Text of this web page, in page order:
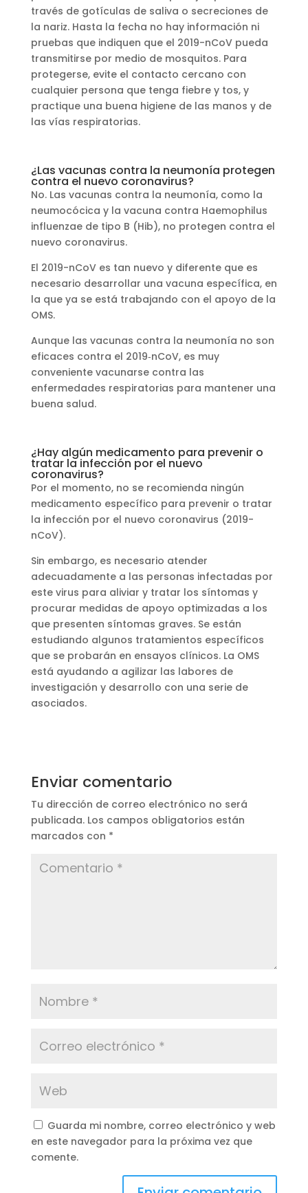
través de gotículas de saliva o secreciones de
la nariz. Hasta la fecha no hay información ni
pruebas que indiquen que el 2019-nCoV pueda
transmitirse por medio de mosquitos. Para
protegerse, evite el contacto cercano con
cualquier persona que tenga fiebre y tos, y
practique una buena higiene de las manos y de
las vías respiratorias.
¿Las vacunas contra la neumonía protegen
contra el nuevo coronavirus?
No. Las vacunas contra la neumonía, como la
neumocócica y la vacuna contra Haemophilus
influenzae de tipo B (Hib), no protegen contra el
nuevo coronavirus.
El 2019-nCoV es tan nuevo y diferente que es
necesario desarrollar una vacuna específica, en
la que ya se está trabajando con el apoyo de la
OMS.
Aunque las vacunas contra la neumonía no son
eficaces contra el 2019‑nCoV, es muy
conveniente vacunarse contra las
enfermedades respiratorias para mantener una
buena salud.
¿Hay algún medicamento para prevenir o
tratar la infección por el nuevo
coronavirus?
Por el momento, no se recomienda ningún
medicamento específico para prevenir o tratar
la infección por el nuevo coronavirus (2019-
nCoV).
Sin embargo, es necesario atender
adecuadamente a las personas infectadas por
este virus para aliviar y tratar los síntomas y
procurar medidas de apoyo optimizadas a los
que presenten síntomas graves. Se están
estudiando algunos tratamientos específicos
que se probarán en ensayos clínicos. La OMS
está ayudando a agilizar las labores de
investigación y desarrollo con una serie de
asociados.
Enviar comentario
Tu dirección de correo electrónico no será
publicada. Los campos obligatorios están
marcados con *
Guarda mi nombre, correo electrónico y web
en este navegador para la próxima vez que
comente.